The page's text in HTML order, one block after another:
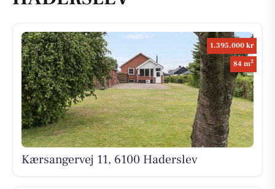
1.395.000 kr
84 m2
Kærsangervej 11, 6100 Haderslev